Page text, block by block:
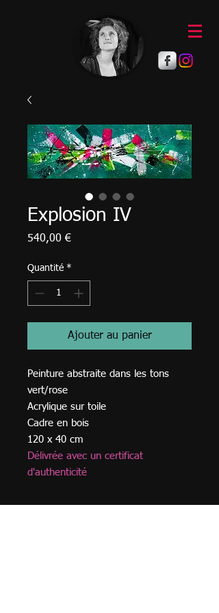
Explosion IV
540,00 €Prix
Quantité *
Ajouter au panier
Peinture abstraite dans les tons
vert/rose
Acrylique sur toile
Cadre en bois
120 x 40 cm
Délivrée avec un certificat
d'authenticité